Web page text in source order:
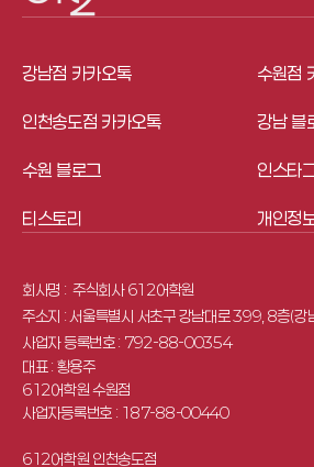
강남점 카카오톡 수원점
인천송도점 카카오톡 강남 블
수원 블로그 인스타
티스토리 개인정
회사명 : 주식회사 612어학원
주소지 : 서울특별시 서초구 강남대로 399, 8층(강
사업자 등록번호 : 792-88-00354
대표 : 황용주
612어학원 수원점
사업자등록번호 : 187-88-00440
612어학원 인천송도점